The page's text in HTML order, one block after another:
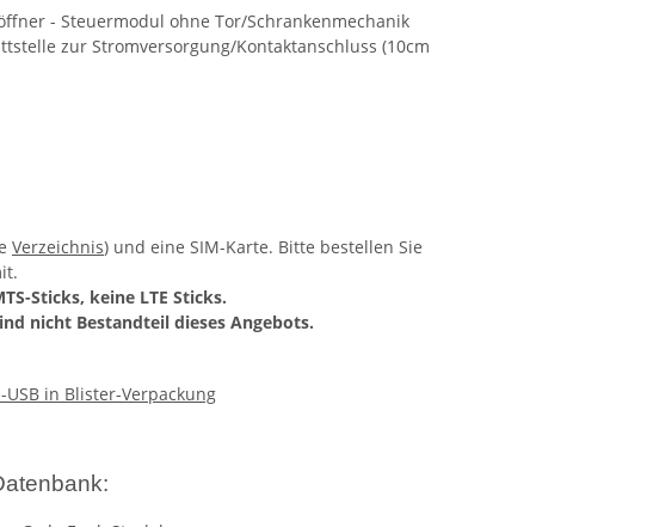
- Steuermodul ohne Tor/Schrankenmechanik
zur Stromversorgung/Kontaktanschluss (10cm
Verzeichnis) und eine SIM-Karte. Bitte bestellen Sie
Sticks, keine LTE Sticks.
nicht Bestandteil dieses Angebots.